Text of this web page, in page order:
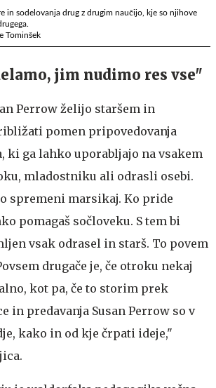
in sodelovanja drug z drugim naučijo, kje so njihove
Tominšek
jim nudimo res vse"
Perrow želijo staršem in
pomen pripovedovanja
ki ga lahko uporabljajo na vsakem
mladostniku ali odrasli osebi.
spremeni marsikaj. Ko pride
pomagaš sočloveku. S tem bi
vsak odrasel in starš. To povem
drugače je, če otroku nekaj
kot pa, če to storim prek
in predavanja Susan Perrow so v
kako in od kje črpati ideje,"